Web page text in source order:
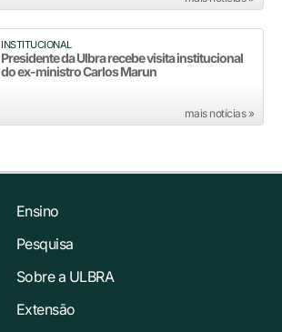
INSTITUCIONAL
Presidente da Ulbra recebe visita institucional
do ex-ministro Carlos Marun
mais notícias »
Ensino
Pesquisa
Sobre a ULBRA
Extensão